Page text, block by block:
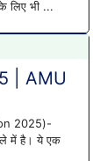
लिए भी ...
| AMU
2025)-
में है। ये एक